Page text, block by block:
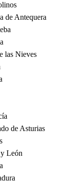
de Antequera
las Nieves
de Asturias
León